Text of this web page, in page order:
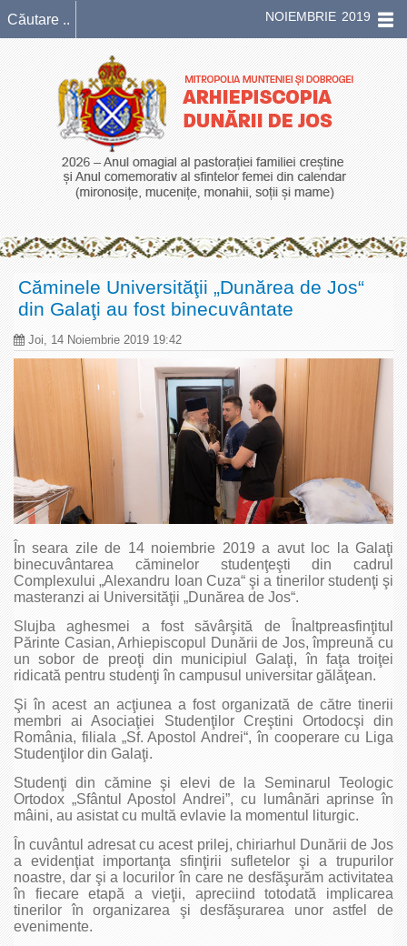
NOIEMBRIE 2019
Căminele Universităţii „Dunărea de Jos“
din Galaţi au fost binecuvântate
Joi, 14 Noiembrie 2019 19:42
În seara zile de 14 noiembrie 2019 a avut loc la Galaţi
binecuvântarea căminelor studenţeşti din cadrul
Complexului „Alexandru Ioan Cuza“ şi a tinerilor studenţi şi
masteranzi ai Universităţii „Dunărea de Jos“.
Slujba aghesmei a fost săvârşită de Înaltpreasfinţitul
Părinte Casian, Arhiepiscopul Dunării de Jos, împreună cu
un sobor de preoţi din municipiul Galaţi, în faţa troiţei
ridicată pentru studenţi în campusul universitar gălăţean.
Şi în acest an acţiunea a fost organizată de către tinerii
membri ai Asociaţiei Studenţilor Creştini Ortodocşi din
România, filiala „Sf. Apostol Andrei“, în cooperare cu Liga
Studenţilor din Galaţi.
Studenţi din cămine şi elevi de la Seminarul Teologic
Ortodox „Sfântul Apostol Andrei”, cu lumânări aprinse în
mâini, au asistat cu multă evlavie la momentul liturgic.
În cuvântul adresat cu acest prilej, chiriarhul Dunării de Jos
a evidenţiat importanţa sfinţirii sufletelor şi a trupurilor
noastre, dar şi a locurilor în care ne desfăşurăm activitatea
în fiecare etapă a vieţii, apreciind totodată implicarea
tinerilor în organizarea şi desfăşurarea unor astfel de
evenimente.